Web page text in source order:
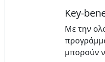
Key-
Με την
μπορούν